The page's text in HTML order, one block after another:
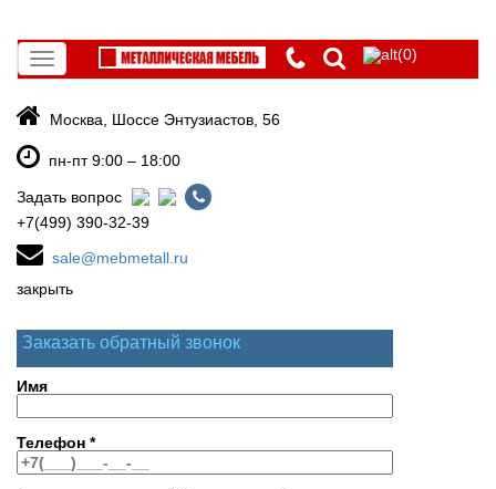
Toggle
navigation
(0)
Москва, Шоссе Энтузиастов, 56
пн-пт 9:00 – 18:00
Задать вопрос
+7(499) 390-32-39
sale@mebmetall.ru
закрыть
Заказать обратный звонок
Имя
Телефон *